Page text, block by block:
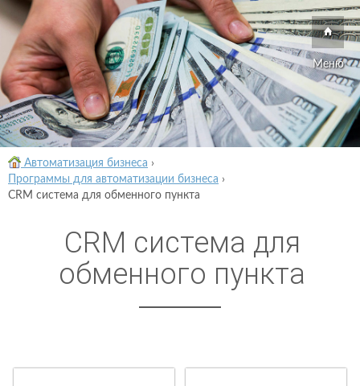
Меню
Автоматизация бизнеса ›
Программы для автоматизации бизнеса ›
CRM система для обменного пункта
CRM система для
обменного пункта